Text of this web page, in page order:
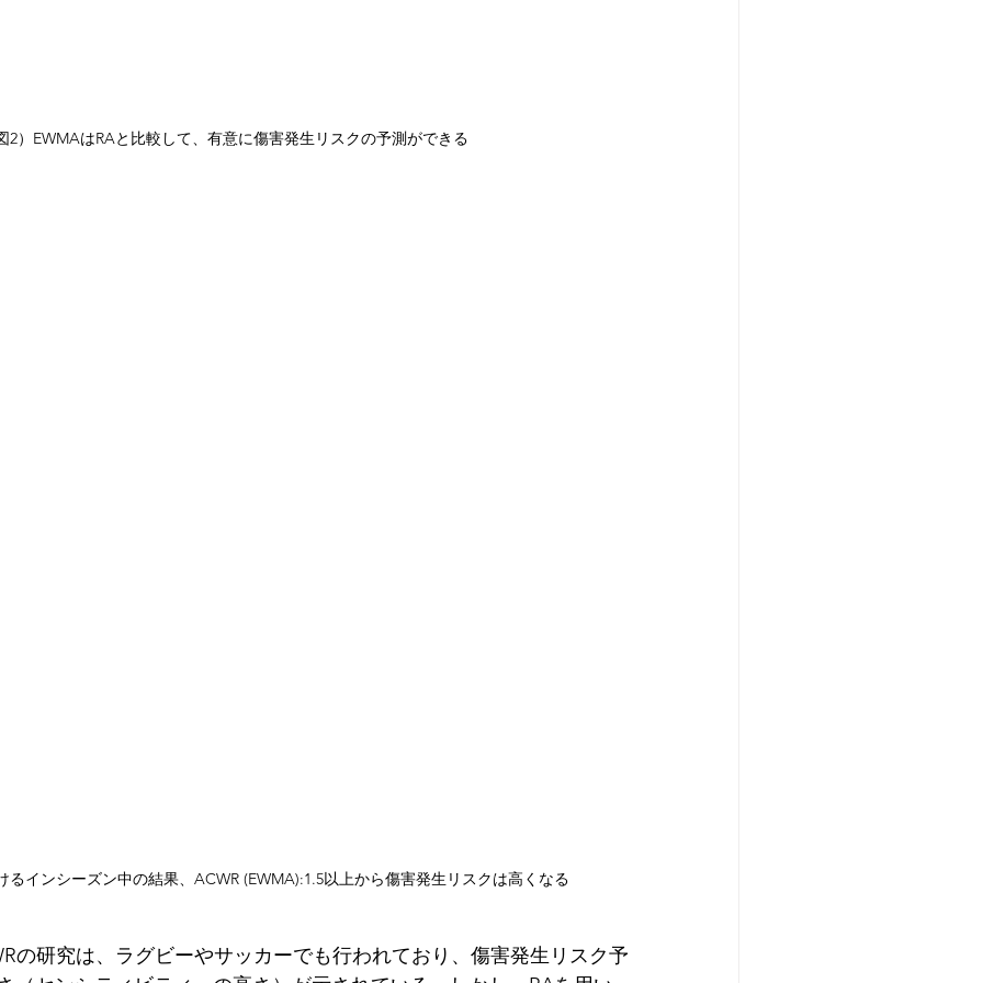
2）EWMAはRAと比較して、有意に傷害発生リスクの予測ができる
るインシーズン中の結果、ACWR (EWMA):1.5以上から傷害発生リスクは高くなる
の研究は、ラグビーやサッカーでも行われており、傷害発生リスク予